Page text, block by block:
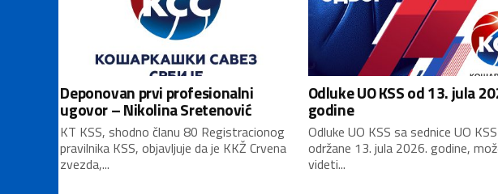
Deponovan prvi profesionalni
ugovor – Nikolina Sretenović
KT KSS, shodno članu 80 Registracionog
pravilnika KSS, objavljuje da je KKŽ Crvena
zvezda,...
Odluke UO KSS od 13. jula
godine
Odluke UO KSS sa sednice UO KSS
održane 13. jula 2026. godine,
videti...